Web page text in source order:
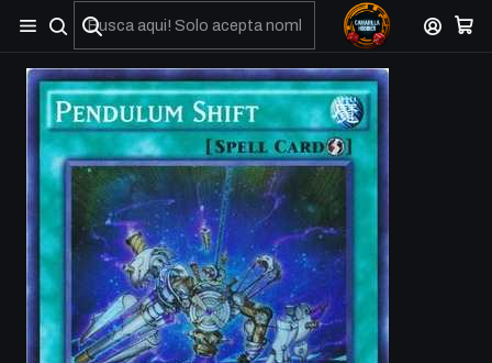
No olviden reportar sus depositos y transferencias por Whatsapp